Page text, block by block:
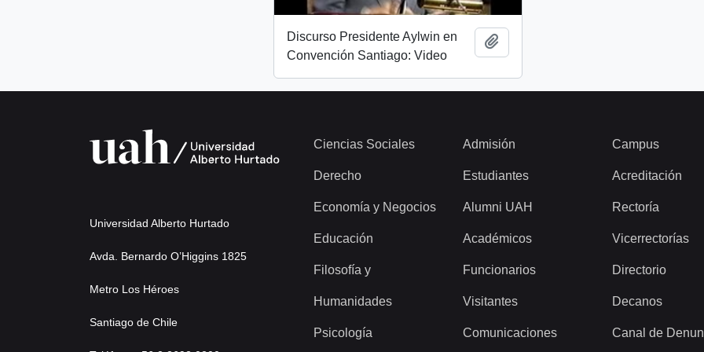
Discurso Presidente Aylwin en
Convención Santiago: Video
Universidad Alberto Hurtado
Avda. Bernardo O’Higgins 1825
Metro Los Héroes
Santiago de Chile
Ciencias Sociales
Derecho
Economía y Negocios
Educación
Filosofía y
Humanidades
Psicología
Admisión
Estudiantes
Alumni UAH
Académicos
Funcionarios
Visitantes
Comunicaciones
Campus
Acreditación
Rectoría
Vicerrectorías
Directorio
Decanos
Canal de